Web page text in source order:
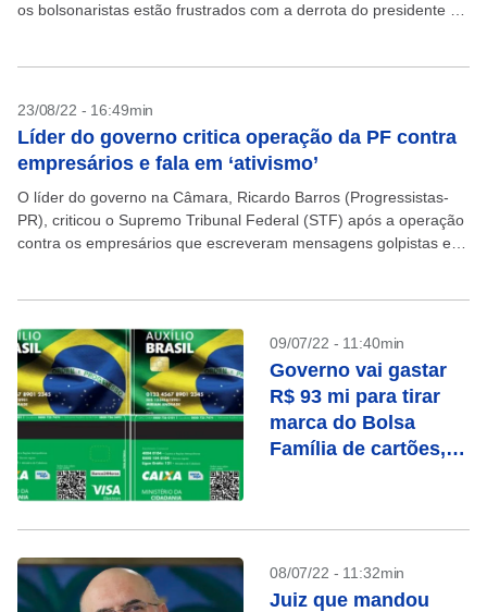
os bolsonaristas estão frustrados com a derrota do presidente da
23/08/22 - 16:49min
Líder do governo critica operação da PF contra
empresários e fala em ‘ativismo’
O líder do governo na Câmara, Ricardo Barros (Progressistas-
PR), criticou o Supremo Tribunal Federal (STF) após a operação
contra os empresários que escreveram mensagens golpistas em
09/07/22 - 11:40min
Governo vai gastar
R$ 93 mi para tirar
marca do Bolsa
Família de cartões,
08/07/22 - 11:32min
Juiz que mandou